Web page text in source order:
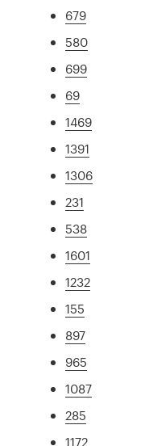
679
580
699
69
1469
1391
1306
231
538
1601
1232
155
897
965
1087
285
1172